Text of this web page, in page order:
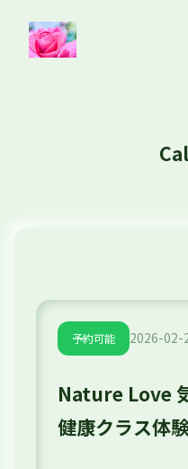
予約可能 2026-02-
Nature Love
健康クラス体